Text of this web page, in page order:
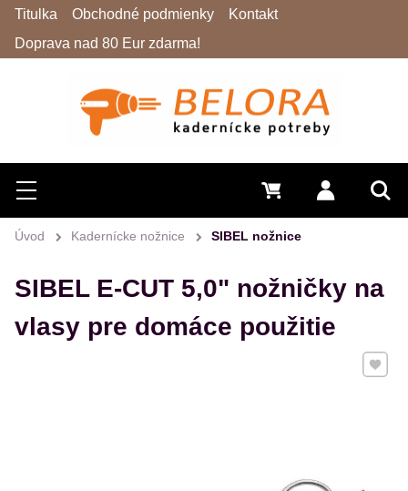
Hľadať
Menu Prihlásiť
0 €
Titulka Obchodné podmienky
Kontakt
Doprava nad 80 Eur zdarma!
Úvod Kadernícke nožnice SIBEL nožnice
SIBEL E-CUT 5,0" nožničky na
vlasy pre domáce použitie
Pridať